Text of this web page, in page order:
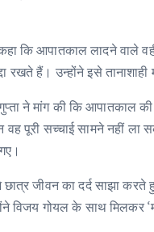
कि आपातकाल लादने
रखते हैं। उन्होंने इसे
गुप्ता ने मांग की कि आपातकाल
पूरी सच्चाई सामने नहीं ला
जीवन का दर्द साझा करते
विजय गोयल के साथ मिलकर